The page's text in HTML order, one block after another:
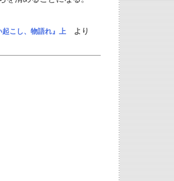
起こし、物語れ』上 より